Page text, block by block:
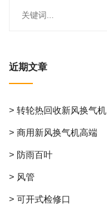
近期文章
> 转轮热回收新风换气机
> 商用新风换气机高端
> 防雨百叶
> 风管
> 可开式检修口